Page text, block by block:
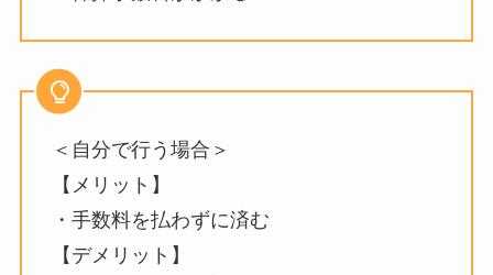
＜自分で行う場合＞
【メリット】
・手数料を払わずに済む
【デメリット】